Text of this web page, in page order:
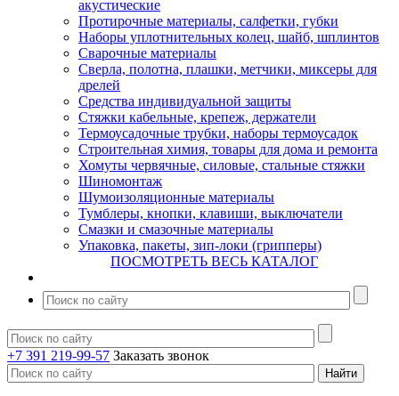
акустические
Протирочные материалы, салфетки, губки
Наборы уплотнительных колец, шайб, шплинтов
Сварочные материалы
Сверла, полотна, плашки, метчики, миксеры для
дрелей
Средства индивидуальной защиты
Стяжки кабельные, крепеж, держатели
Термоусадочные трубки, наборы термоусадок
Строительная химия, товары для дома и ремонта
Хомуты червячные, силовые, стальные стяжки
Шиномонтаж
Шумоизоляционные материалы
Тумблеры, кнопки, клавиши, выключатели
Смазки и смазочные материалы
Упаковка, пакеты, зип-локи (грипперы)
ПОСМОТРЕТЬ ВЕСЬ КАТАЛОГ
+7 391 219-99-57 Заказать звонок